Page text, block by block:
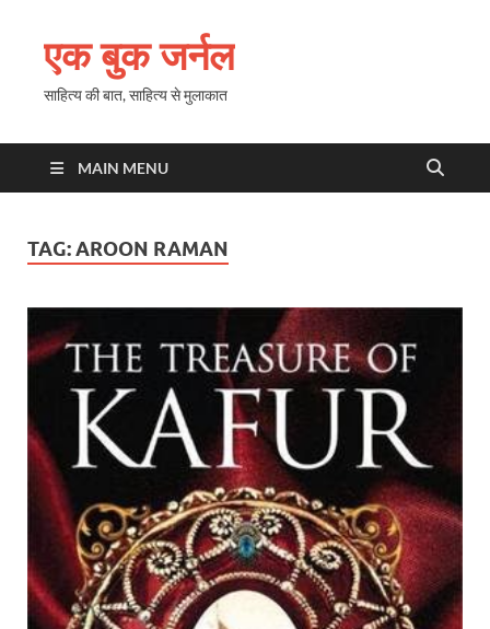
एक बुक जर्नल
साहित्य की बात, साहित्य से मुलाकात
MAIN MENU
TAG:AROON RAMAN